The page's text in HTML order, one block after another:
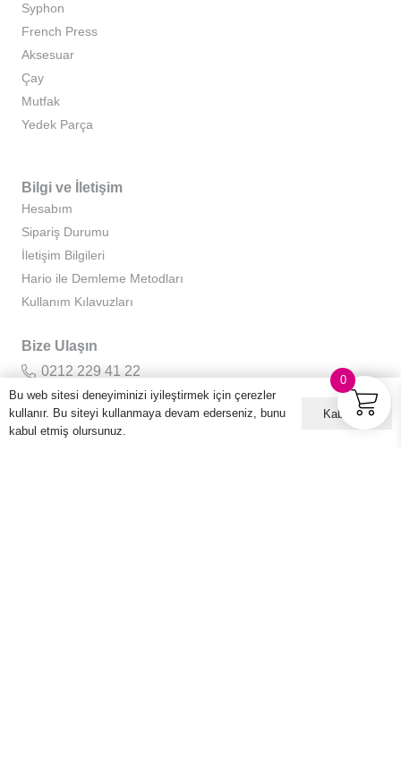
Syphon
French Press
Aksesuar
Çay
Mutfak
Yedek Parça
Bilgi ve İletişim
Hesabım
Sipariş Durumu
İletişim Bilgileri
Hario ile Demleme Metodları
Kullanım Kılavuzları
Bize Ulaşın
0212 229 41 22
info@harioturkiye.com
0
Bu web sitesi deneyiminizi iyileştirmek için çerezler
kullanır. Bu siteyi kullanmaya devam ederseniz, bunu
kabul etmiş olursunuz.
Kabul ET